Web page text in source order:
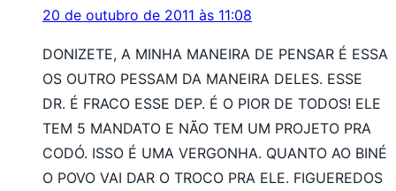
20 de outubro de 2011 às 11:08
DONIZETE, A MINHA MANEIRA DE PENSAR É ESSA
OS OUTRO PESSAM DA MANEIRA DELES. ESSE
DR. É FRACO ESSE DEP. É O PIOR DE TODOS! ELE
TEM 5 MANDATO E NÃO TEM UM PROJETO PRA
CODÓ. ISSO É UMA VERGONHA. QUANTO AO BINÉ
O POVO VAI DAR O TROCO PRA ELE. FIGUEREDOS